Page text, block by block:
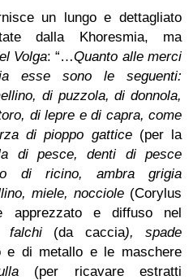
un lungo e dettagliato
dalla Khoresmia, ma
Volga: “…Quanto alle merci
esse sono le seguenti:
di puzzola, di donnola,
di lepre e di capra, come
di pioppo gattice (per la
di pesce, denti di pesce
di ricino, ambra grigia
miele, nocciole (Corylus
apprezzato e diffuso nel
falchi (da caccia), spade
e di metallo e le maschere
(per ricavare estratti